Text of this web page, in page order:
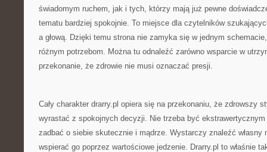
świadomym ruchem, jak i tych, którzy mają już pewne
tematu bardziej spokojnie. To miejsce dla czytelników
a głową. Dzięki temu strona nie zamyka się w jednym
różnym potrzebom. Można tu odnaleźć zarówno wsparcie w
przekonanie, że zdrowie nie musi oznaczać presji.
Cały charakter drarry.pl opiera się na przekonaniu, że zdrowszy
wyrastać z spokojnych decyzji. Nie trzeba być
zadbać o siebie skutecznie i mądrze. Wystarczy znaleźć własny
wspierać go poprzez wartościowe jedzenie. Drarry.pl to właśnie